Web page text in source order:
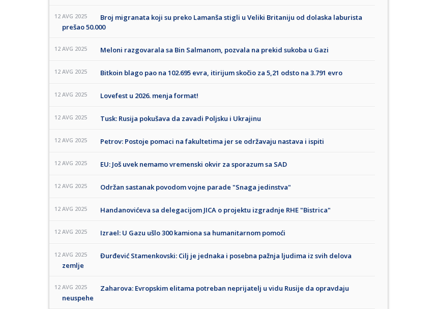
12 AVG 2025
Broj migranata koji su preko Lamanša stigli u Veliki Britaniju od dolaska laburista
prešao 50.000
12 AVG 2025 Meloni razgovarala sa Bin Salmanom, pozvala na prekid sukoba u Gazi
12 AVG 2025 Bitkoin blago pao na 102.695 evra, itirijum skočio za 5,21 odsto na 3.791 evro
12 AVG 2025 Lovefest u 2026. menja format!
12 AVG 2025 Tusk: Rusija pokušava da zavadi Poljsku i Ukrajinu
12 AVG 2025 Petrov: Postoje pomaci na fakultetima jer se održavaju nastava i ispiti
12 AVG 2025 EU: Još uvek nemamo vremenski okvir za sporazum sa SAD
12 AVG 2025 Održan sastanak povodom vojne parade "Snaga jedinstva"
12 AVG 2025 Handanovićeva sa delegacijom JICA o projektu izgradnje RHE "Bistrica"
12 AVG 2025 Izrael: U Gazu ušlo 300 kamiona sa humanitarnom pomoći
12 AVG 2025
Đurđević Stamenkovski: Cilj je jednaka i posebna pažnja ljudima iz svih delova
zemlje
12 AVG 2025
Zaharova: Evropskim elitama potreban neprijatelj u vidu Rusije da opravdaju
neuspehe